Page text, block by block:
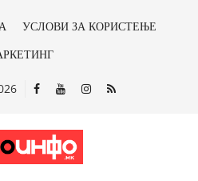
УСЛОВИ ЗА КОРИСТЕЊЕ